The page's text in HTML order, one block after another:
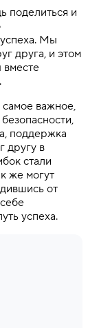
поделиться и
Мы
друга, и этом
вместе
самое важное,
поддержка
другу в
стали
же могут
от
успеха.